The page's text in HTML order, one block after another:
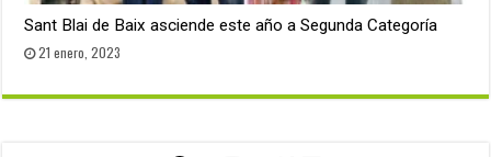
Sant Blai de Baix asciende este año a Segunda Categoría
21 enero, 2023